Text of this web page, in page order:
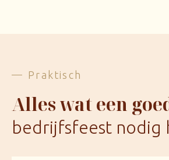
Praktisch
Alles wat een
bedrijfsfeest nodig